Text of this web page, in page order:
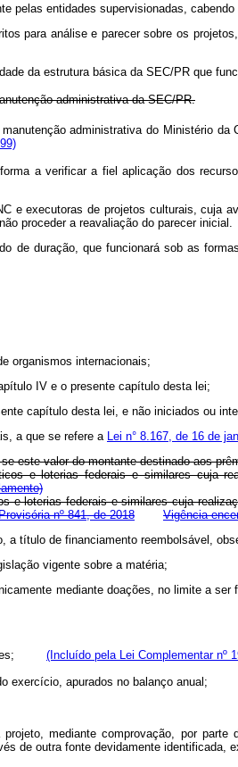
pelas entidades supervisionadas,
para análise e parecer sobre os
da estrutura básica da SEC/PR que
administrativa da SEC/PR.
administrativa do Ministério
a verificar a fiel aplicação dos
e executoras de projetos culturais, cuja
proceder a reavaliação do parecer inicial.
de duração, que funcionará sob as
organismos internacionais;
IV e o presente capítulo desta lei;
capítulo desta lei, e não iniciados ou
a que se refere a Lei n° 8.167, de 16 de
este valor do montante destinado aos
e loterias federais e similares cuja
e loterias federais e similares cuja
nº 841, de 2018 Vigência
a título de financiamento reembolsável,
vigente sobre a matéria;
mediante doações, no limite a
(Incluído pela Lei Complementar nº
do exercício, apurados no balanço anual;
mediante comprovação, por
de outra fonte devidamente identificada,